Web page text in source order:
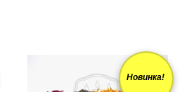
Новинка!